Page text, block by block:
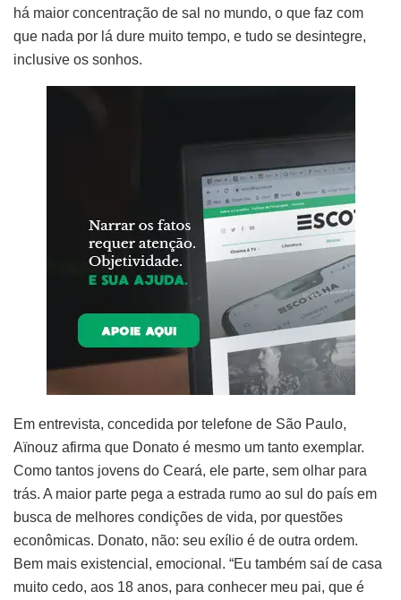
há maior concentração de sal no mundo, o que faz com
que nada por lá dure muito tempo, e tudo se desintegre,
inclusive os sonhos.
Em entrevista, concedida por telefone de São Paulo,
Aïnouz afirma que Donato é mesmo um tanto exemplar.
Como tantos jovens do Ceará, ele parte, sem olhar para
trás. A maior parte pega a estrada rumo ao sul do país em
busca de melhores condições de vida, por questões
econômicas. Donato, não: seu exílio é de outra ordem.
Bem mais existencial, emocional. “Eu também saí de casa
muito cedo, aos 18 anos, para conhecer meu pai, que é